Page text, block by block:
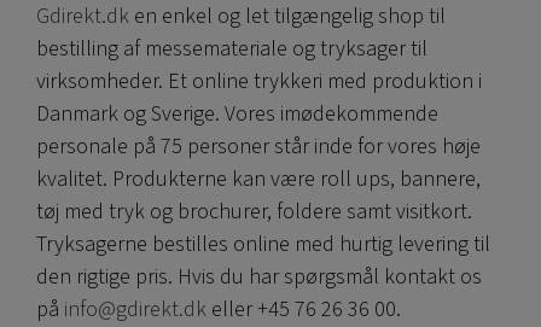
Gdirekt.dk en enkel og let tilgængelig shop til
bestilling af messemateriale og tryksager til
virksomheder. Et online trykkeri med produktion i
Danmark og Sverige. Vores imødekommende
personale på 75 personer står inde for vores høje
kvalitet. Produkterne kan være roll ups, bannere,
tøj med tryk og brochurer, foldere samt visitkort.
Tryksagerne bestilles online med hurtig levering til
den rigtige pris. Hvis du har spørgsmål kontakt os
på info@gdirekt.dk eller +45 76 26 36 00.